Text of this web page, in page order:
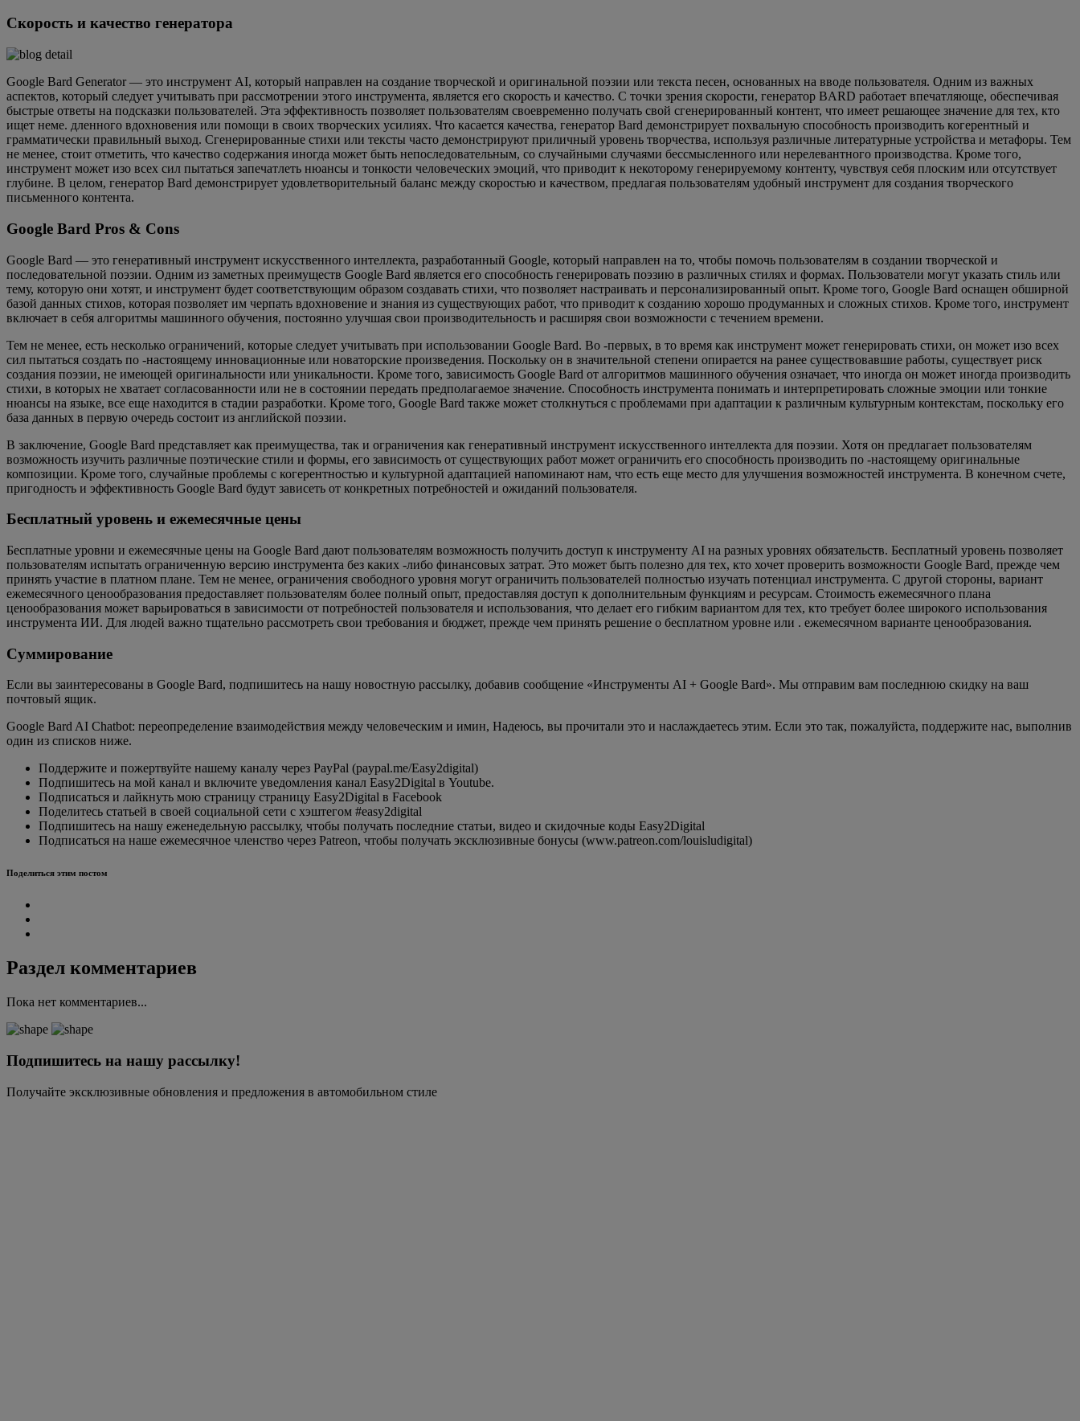
Скорость и качество генератора
Google Bard Generator — это инструмент AI, который направлен на создание творческой и оригинальной поэзии или текста песен, основанных на вводе пользователя. Одним из важных
аспектов, который следует учитывать при рассмотрении этого инструмента, является его скорость и качество. С точки зрения скорости, генератор BARD работает впечатляюще, обеспечивая
быстрые ответы на подсказки пользователей. Эта эффективность позволяет пользователям своевременно получать свой сгенерированный контент, что имеет решающее значение для тех, кто
ищет неме. дленного вдохновения или помощи в своих творческих усилиях. Что касается качества, генератор Bard демонстрирует похвальную способность производить когерентный и
грамматически правильный выход. Сгенерированные стихи или тексты часто демонстрируют приличный уровень творчества, используя различные литературные устройства и метафоры. Тем
не менее, стоит отметить, что качество содержания иногда может быть непоследовательным, со случайными случаями бессмысленного или нерелевантного производства. Кроме того,
инструмент может изо всех сил пытаться запечатлеть нюансы и тонкости человеческих эмоций, что приводит к некоторому генерируемому контенту, чувствуя себя плоским или отсутствует
глубине. В целом, генератор Bard демонстрирует удовлетворительный баланс между скоростью и качеством, предлагая пользователям удобный инструмент для создания творческого
письменного контента.
Google Bard Pros & Cons
Google Bard — это генеративный инструмент искусственного интеллекта, разработанный Google, который направлен на то, чтобы помочь пользователям в создании творческой и
последовательной поэзии. Одним из заметных преимуществ Google Bard является его способность генерировать поэзию в различных стилях и формах. Пользователи могут указать стиль или
тему, которую они хотят, и инструмент будет соответствующим образом создавать стихи, что позволяет настраивать и персонализированный опыт. Кроме того, Google Bard оснащен обширной
базой данных стихов, которая позволяет им черпать вдохновение и знания из существующих работ, что приводит к созданию хорошо продуманных и сложных стихов. Кроме того, инструмент
включает в себя алгоритмы машинного обучения, постоянно улучшая свои производительность и расширяя свои возможности с течением времени.
Тем не менее, есть несколько ограничений, которые следует учитывать при использовании Google Bard. Во -первых, в то время как инструмент может генерировать стихи, он может изо всех
сил пытаться создать по -настоящему инновационные или новаторские произведения. Поскольку он в значительной степени опирается на ранее существовавшие работы, существует риск
создания поэзии, не имеющей оригинальности или уникальности. Кроме того, зависимость Google Bard от алгоритмов машинного обучения означает, что иногда он может иногда производить
стихи, в которых не хватает согласованности или не в состоянии передать предполагаемое значение. Способность инструмента понимать и интерпретировать сложные эмоции или тонкие
нюансы на языке, все еще находится в стадии разработки. Кроме того, Google Bard также может столкнуться с проблемами при адаптации к различным культурным контекстам, поскольку его
база данных в первую очередь состоит из английской поэзии.
В заключение, Google Bard представляет как преимущества, так и ограничения как генеративный инструмент искусственного интеллекта для поэзии. Хотя он предлагает пользователям
возможность изучить различные поэтические стили и формы, его зависимость от существующих работ может ограничить его способность производить по -настоящему оригинальные
композиции. Кроме того, случайные проблемы с когерентностью и культурной адаптацией напоминают нам, что есть еще место для улучшения возможностей инструмента. В конечном счете,
пригодность и эффективность Google Bard будут зависеть от конкретных потребностей и ожиданий пользователя.
Бесплатный уровень и ежемесячные цены
Бесплатные уровни и ежемесячные цены на Google Bard дают пользователям возможность получить доступ к инструменту AI на разных уровнях обязательств. Бесплатный уровень позволяет
пользователям испытать ограниченную версию инструмента без каких -либо финансовых затрат. Это может быть полезно для тех, кто хочет проверить возможности Google Bard, прежде чем
принять участие в платном плане. Тем не менее, ограничения свободного уровня могут ограничить пользователей полностью изучать потенциал инструмента. С другой стороны, вариант
ежемесячного ценообразования предоставляет пользователям более полный опыт, предоставляя доступ к дополнительным функциям и ресурсам. Стоимость ежемесячного плана
ценообразования может варьироваться в зависимости от потребностей пользователя и использования, что делает его гибким вариантом для тех, кто требует более широкого использования
инструмента ИИ. Для людей важно тщательно рассмотреть свои требования и бюджет, прежде чем принять решение о бесплатном уровне или . ежемесячном варианте ценообразования.
Суммирование
Если вы заинтересованы в Google Bard, подпишитесь на нашу новостную рассылку, добавив сообщение «Инструменты AI + Google Bard». Мы отправим вам последнюю скидку на ваш
почтовый ящик.
Google Bard AI Chatbot: переопределение взаимодействия между человеческим и имин, Надеюсь, вы прочитали это и наслаждаетесь этим. Если это так, пожалуйста, поддержите нас, выполнив
один из списков ниже.
Поддержите и пожертвуйте нашему каналу через PayPal (paypal.me/Easy2digital)
Подпишитесь на мой канал и включите уведомления канал Easy2Digital в Youtube.
Подписаться и лайкнуть мою страницу страницу Easy2Digital в Facebook
Поделитесь статьей в своей социальной сети с хэштегом #easy2digital
Подпишитесь на нашу еженедельную рассылку, чтобы получать последние статьи, видео и скидочные коды Easy2Digital
Подписаться на наше ежемесячное членство через Patreon, чтобы получать эксклюзивные бонусы (www.patreon.com/louisludigital)
Поделиться этим постом
Раздел комментариев
Пока нет комментариев...
Подпишитесь на нашу рассылку!
Получайте эксклюзивные обновления и предложения в автомобильном стиле